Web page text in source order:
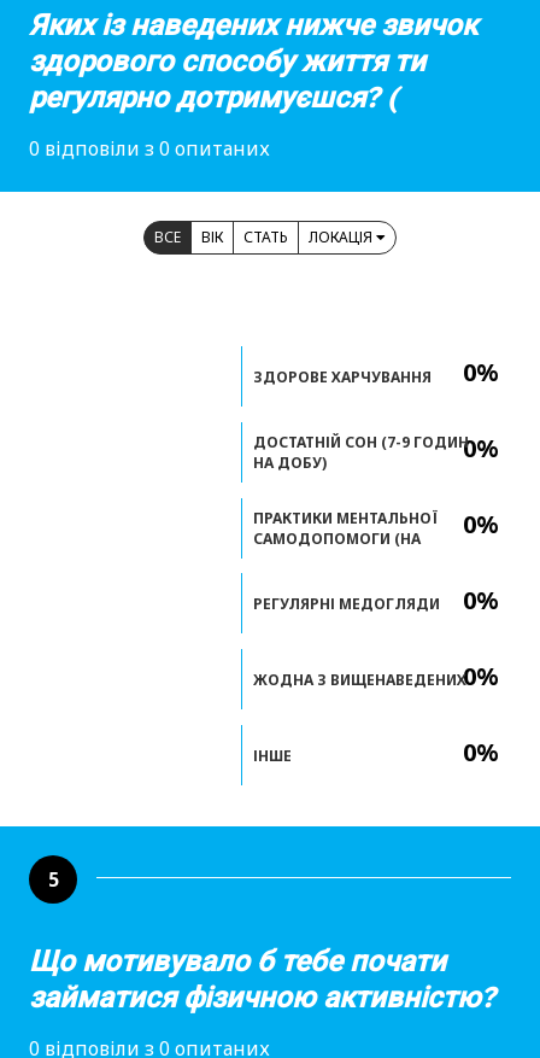
Яких із наведених нижче звичок
здорового способу життя ти
регулярно дотримуєшся? (
0 відповіли з 0 опитаних
ВСЕ ВІК СТАТЬ ЛОКАЦІЯ
0%
0%
0%
0%
0%
0%
ЗДОРОВЕ ХАРЧУВАННЯ
ДОСТАТНІЙ СОН (7-9 ГОДИН
НА ДОБУ)
ПРАКТИКИ МЕНТАЛЬНОЇ
САМОДОПОМОГИ (НА
РЕГУЛЯРНІ МЕДОГЛЯДИ
ЖОДНА З ВИЩЕНАВЕДЕНИХ
ІНШЕ
5
Що мотивувало б тебе почати
займатися фізичною активністю?
0 відповіли з 0 опитаних